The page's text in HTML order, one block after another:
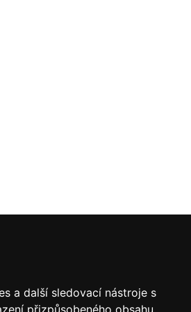
a další sledovací nástroje s
přizpůsobeného obsahu